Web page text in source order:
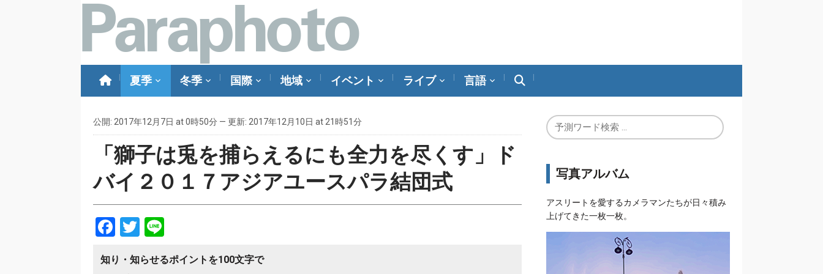
夏季 冬季 国際 地域 イベント ライブ 言語
公開: 2017年12月7日 at 0時50分 — 更新: 2017年12月10日 at 21時51分
「獅子は兎を捕らえるにも全力を尽くす」ド
バイ２０１７アジアユースパラ結団式
Facebook
Twitter
知り・知らせるポイントを100文字で
写真アルバム
アスリートを愛するカメラマンたちが日々積み
上げてきた一枚一枚。